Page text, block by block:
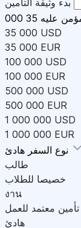
بدء وثيقة التأمين
عليه
35 000 USD
35 000 EUR
100 000 USD
100 000 EUR
500 000 USD
500 000 EUR
1 000 000 USD
1 000 000 EUR
نوع السفر
طالب
خصيصا للطلاب
งาน
تأمين معتمد للعمل
هادئ